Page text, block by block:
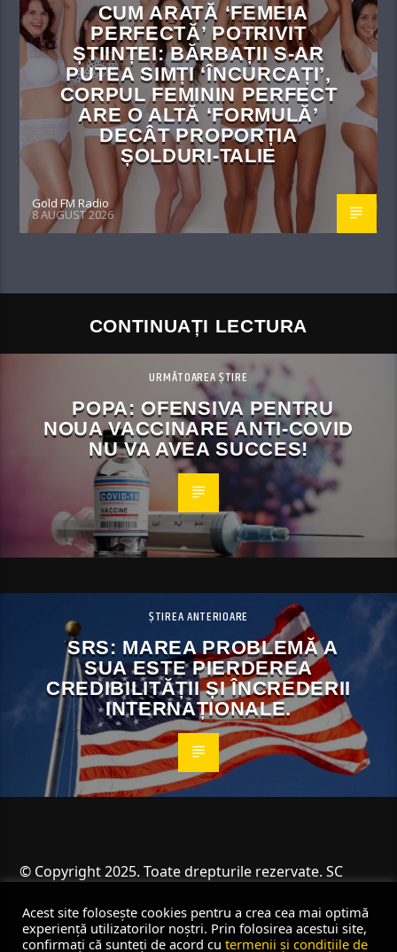
CUM ARATĂ ‘FEMEIA
PERFECTĂ’ POTRIVIT
ȘTIINȚEI: BĂRBAȚII S-AR
PUTEA SIMȚI ‘ÎNCURCAȚI’,
CORPUL FEMININ PERFECT
ARE O ALTĂ ‘FORMULĂ’
DECÂT PROPORȚIA
ȘOLDURI-TALIE
Gold FM Radio
8 AUGUST 2026
CONTINUAȚI LECTURA
URMĂTOAREA ȘTIRE
POPA: OFENSIVA PENTRU
NOUA VACCINARE ANTI-COVID
NU VA AVEA SUCCES!
ȘTIREA ANTERIOARE
SRS: MAREA PROBLEMĂ A
SUA ESTE PIERDEREA
CREDIBILITĂȚII ȘI ÎNCREDERII
INTERNAȚIONALE.
© Copyright 2025. Toate drepturile rezervate. SC
Acest site folosește cookies pentru a crea cea mai optimă
experiență utilizatorilor noștri. Prin folosirea acestui site,
confirmați că sunteți de acord cu termenii și condițiile de